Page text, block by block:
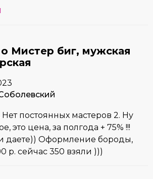
Мистер биг, мужская
Нет постоянных мастеров 2. Ну
это цена, за полгода + 75% !!!
даете)) Оформление бороды,
р. сейчас 350 взяли )))